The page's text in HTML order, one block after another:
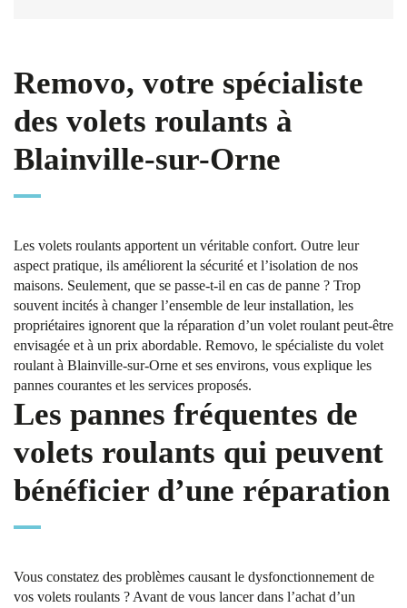
Removo, votre spécialiste
des volets roulants à
Blainville-sur-Orne
Les volets roulants apportent un véritable confort. Outre leur
aspect pratique, ils améliorent la sécurité et l’isolation de nos
maisons. Seulement, que se passe-t-il en cas de panne ? Trop
souvent incités à changer l’ensemble de leur installation, les
propriétaires ignorent que la réparation d’un volet roulant peut-être
envisagée et à un prix abordable. Removo, le spécialiste du volet
roulant à Blainville-sur-Orne et ses environs, vous explique les
pannes courantes et les services proposés.
Les pannes fréquentes de
volets roulants qui peuvent
bénéficier d’une réparation
Vous constatez des problèmes causant le dysfonctionnement de
vos volets roulants ? Avant de vous lancer dans l’achat d’un